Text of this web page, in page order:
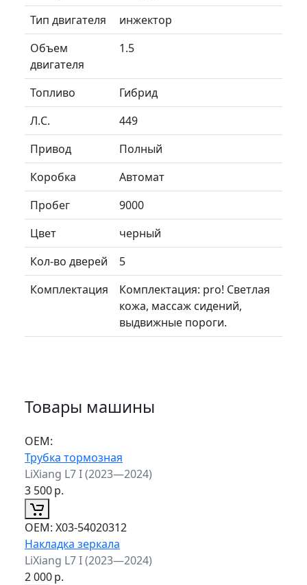
Тип двигателя
инжектор
Объем
двигателя
1.5
Топливо
Гибрид
Л.C.
449
Привод
Полный
Коробка
Автомат
Пробег
9000
Цвет
черный
Кол-во дверей
5
Комплектация
Комплектация: pro! Светлая
кожа, массаж сидений,
выдвижные пороги.
Товары машины
ОЕМ:
Трубка тормозная
LiXiang L7 I (2023—2024)
3 500р.
ОЕМ: X03-54020312
Накладка зеркала
LiXiang L7 I (2023—2024)
2 000р.